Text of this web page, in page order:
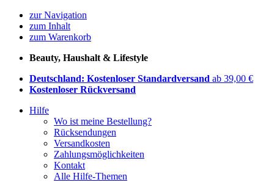
zur Navigation
zum Inhalt
zum Warenkorb
Beauty, Haushalt & Lifestyle
Deutschland: Kostenloser Standardversand ab 39,00 €
Kostenloser Rückversand
Hilfe
Wo ist meine Bestellung?
Rücksendungen
Versandkosten
Zahlungsmöglichkeiten
Kontakt
Alle Hilfe-Themen